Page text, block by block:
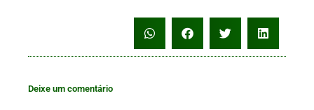
Deixe um comentário